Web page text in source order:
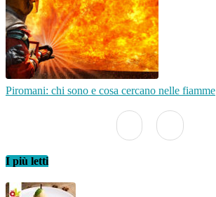
Piromani: chi sono e cosa cercano nelle fiamme
I più letti